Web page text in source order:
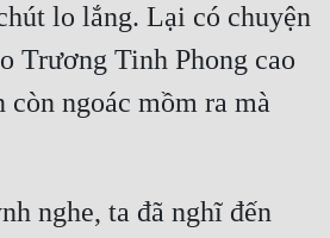
lo lắng. Lại có chuyện
Trương Tinh Phong cao
còn ngoác mồm ra mà
nghe, ta đã nghĩ đến